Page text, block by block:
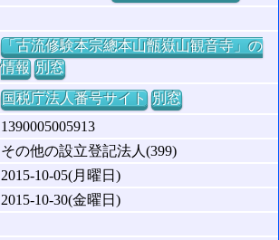
「古流修験本宗總本山甑嶽山観音寺」の
情報 別窓
国税庁法人番号サイト 別窓
1390005005913
その他の設立登記法人(399)
2015-10-05(月曜日)
2015-10-30(金曜日)